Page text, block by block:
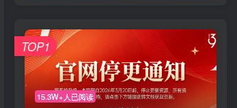
15.3W+人已阅读
TOP1